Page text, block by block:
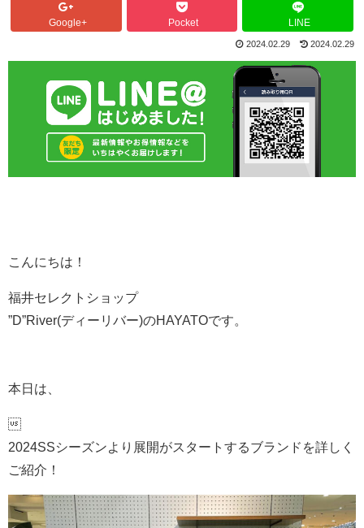
Google+ Pocket LINE
2024.02.29 2024.02.29
こんにちは！
福井セレクトショップ
”D”River(ディーリバー)のHAYATOです。
本日は、
2024SSシーズンより展開がスタートするブランドを詳しく
ご紹介！